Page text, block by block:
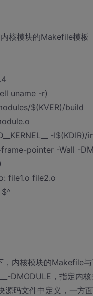
核模块的Makefile模板
uname -r)
$(KVER)/build
-
pointer -Wall -
file1.o file2.o
，内核模块的Makefile
DMODULE，指定内
源码文件中定义，一方